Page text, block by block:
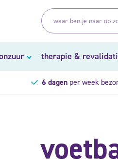
therapie &
6 dagenper week